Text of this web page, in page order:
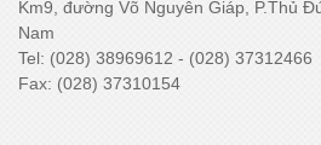
Khai Xuân Bính Ngọ 2026 – Khởi
công
Km9, đường Võ Nguyên Giáp, P.Thủ
Nam
Tel: (028) 38969612 - (028) 37312466
Fax: (028) 37310154